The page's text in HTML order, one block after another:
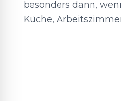
besonders dann,
Küche,